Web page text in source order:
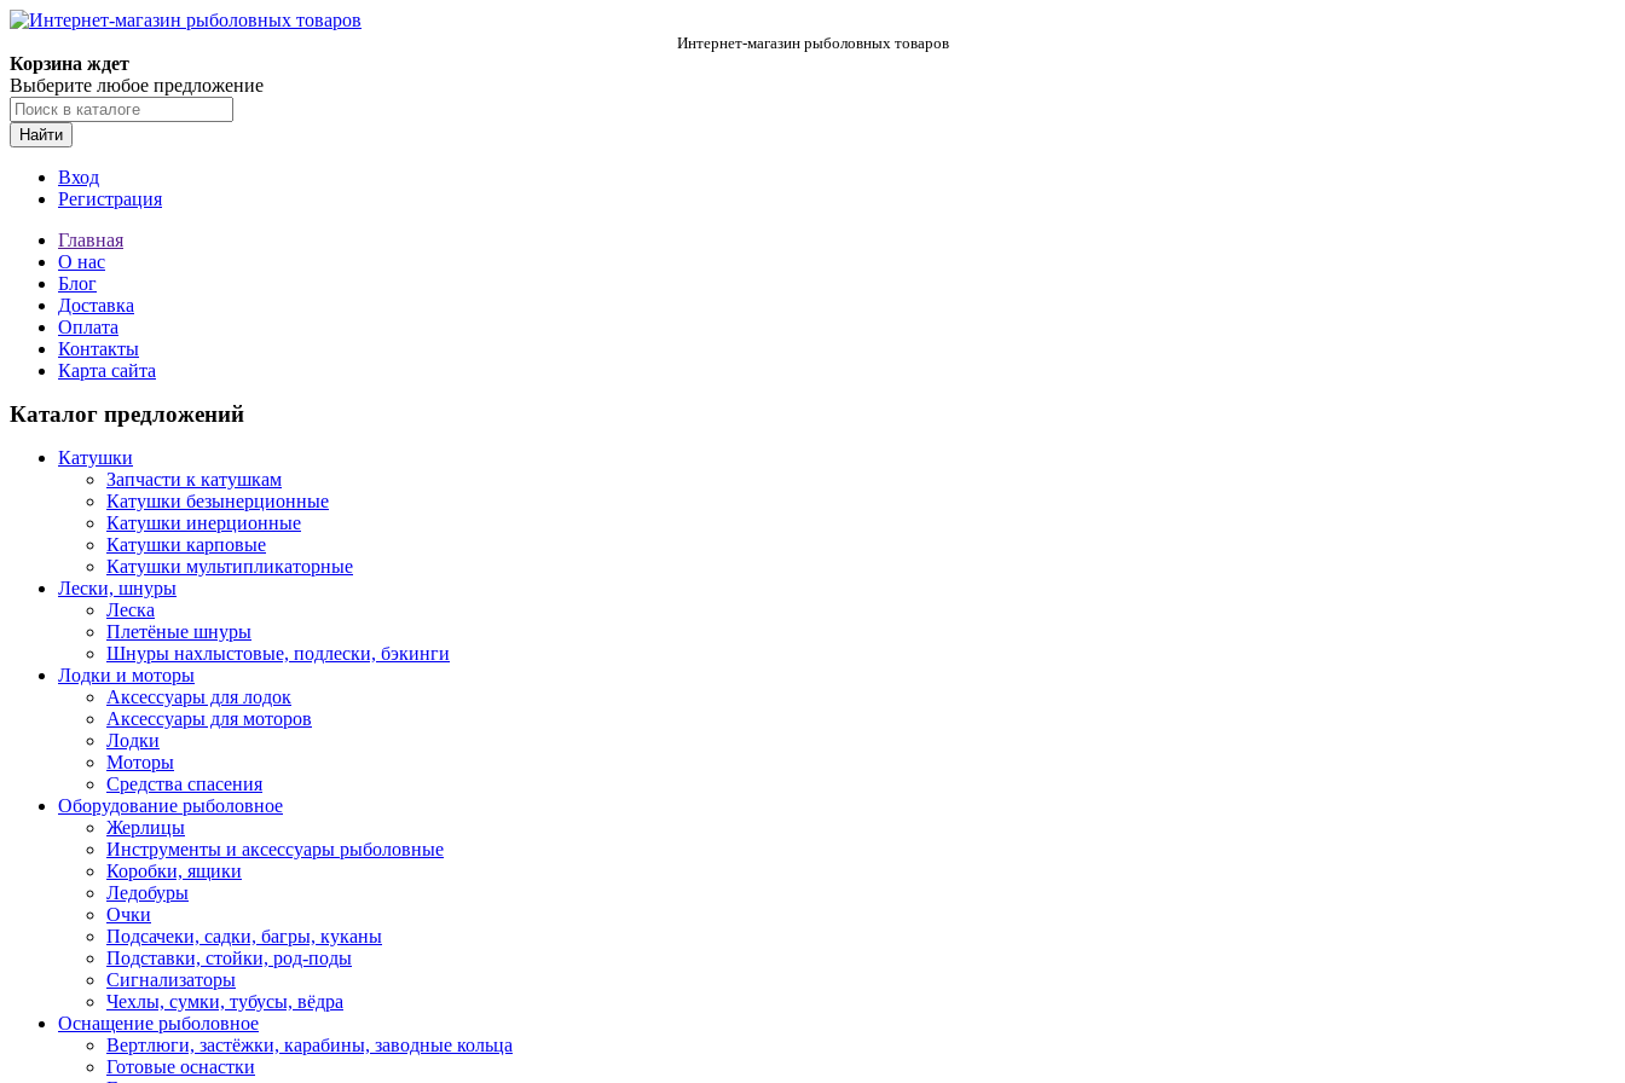
Интернет-магазин рыболовных товаров
Корзина ждет
Выберите любое предложение
Найти
Вход
Регистрация
Главная
О нас
Блог
Доставка
Оплата
Контакты
Карта сайта
Каталог предложений
Катушки
Запчасти к катушкам
Катушки безынерционные
Катушки инерционные
Катушки карповые
Катушки мультипликаторные
Лески, шнуры
Леска
Плетёные шнуры
Шнуры нахлыстовые, подлески, бэкинги
Лодки и моторы
Аксессуары для лодок
Аксессуары для моторов
Лодки
Моторы
Средства спасения
Оборудование рыболовное
Жерлицы
Инструменты и аксессуары рыболовные
Коробки, ящики
Ледобуры
Очки
Подсачеки, садки, багры, куканы
Подставки, стойки, род-поды
Сигнализаторы
Чехлы, сумки, тубусы, вёдра
Оснащение рыболовное
Вертлюги, застёжки, карабины, заводные кольца
Готовые оснастки